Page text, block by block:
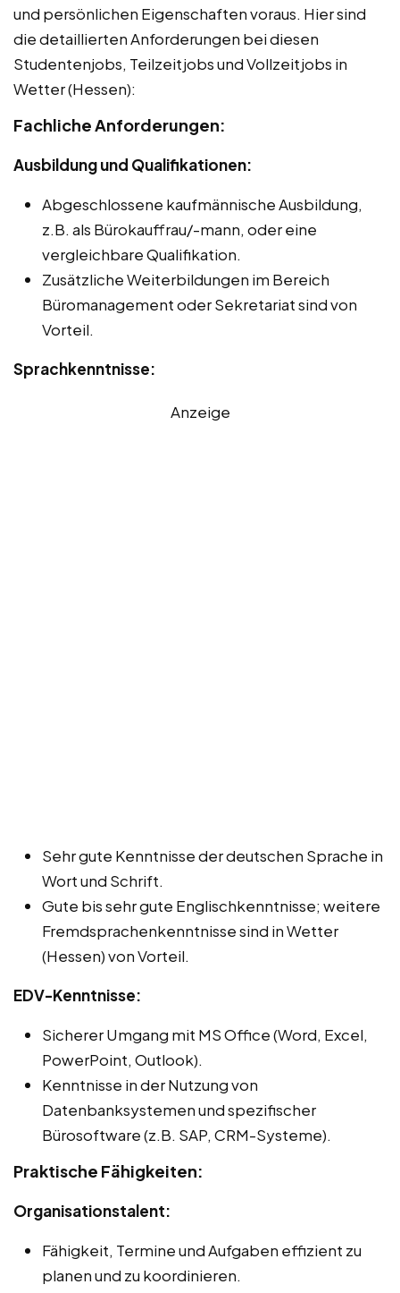
und persönlichen Eigenschaften voraus. Hier sind
die detaillierten Anforderungen bei diesen
Studentenjobs, Teilzeitjobs und Vollzeitjobs in
Wetter (Hessen):
Fachliche Anforderungen:
Ausbildung und Qualifikationen:
Abgeschlossene kaufmännische Ausbildung,
z.B. als Bürokauffrau/-mann, oder eine
vergleichbare Qualifikation.
Zusätzliche Weiterbildungen im Bereich
Büromanagement oder Sekretariat sind von
Vorteil.
Sprachkenntnisse:
Anzeige
Sehr gute Kenntnisse der deutschen Sprache in
Wort und Schrift.
Gute bis sehr gute Englischkenntnisse; weitere
Fremdsprachenkenntnisse sind in Wetter
(Hessen) von Vorteil.
EDV-Kenntnisse:
Sicherer Umgang mit MS Office (Word, Excel,
PowerPoint, Outlook).
Kenntnisse in der Nutzung von
Datenbanksystemen und spezifischer
Bürosoftware (z.B. SAP, CRM-Systeme).
Praktische Fähigkeiten:
Organisationstalent:
Fähigkeit, Termine und Aufgaben effizient zu
planen und zu koordinieren.